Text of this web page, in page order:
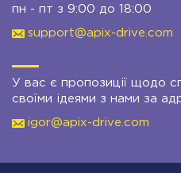
пн - пт з 9:00 до 18:00
support@apix-drive.com
У вас є пропозиції щодо
своїми ідеями з нами за
igor@apix-drive.com